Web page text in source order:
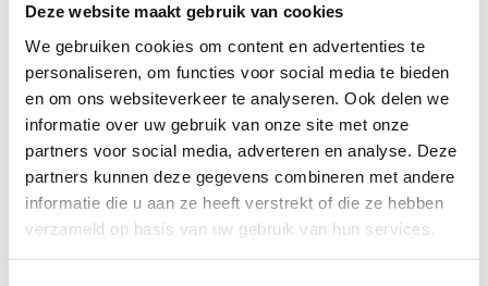
Deze website maakt gebruik van cookies
We gebruiken cookies om content en advertenties te
personaliseren, om functies voor social media te bieden
en om ons websiteverkeer te analyseren. Ook delen we
informatie over uw gebruik van onze site met onze
partners voor social media, adverteren en analyse. Deze
partners kunnen deze gegevens combineren met andere
informatie die u aan ze heeft verstrekt of die ze hebben
verzameld op basis van uw gebruik van hun services.
Machine Onderdelen
Producten
Werkplaats
Aanbieding